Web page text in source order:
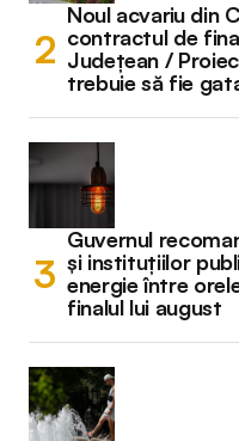
Noul acvariu din
contractul de
Județean /
trebuie să fie
Guvernul
și instituțiilor
energie între
finalul lui august